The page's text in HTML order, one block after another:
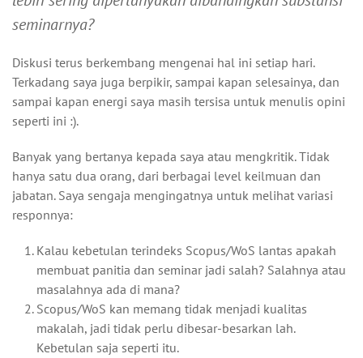
seminarnya?
Diskusi terus berkembang mengenai hal ini setiap hari.
Terkadang saya juga berpikir, sampai kapan selesainya, dan
sampai kapan energi saya masih tersisa untuk menulis opini
seperti ini :).
Banyak yang bertanya kepada saya atau mengkritik. Tidak
hanya satu dua orang, dari berbagai level keilmuan dan
jabatan. Saya sengaja mengingatnya untuk melihat variasi
responnya:
Kalau kebetulan terindeks Scopus/WoS lantas apakah
membuat panitia dan seminar jadi salah? Salahnya atau
masalahnya ada di mana?
Scopus/WoS kan memang tidak menjadi kualitas
makalah, jadi tidak perlu dibesar-besarkan lah.
Kebetulan saja seperti itu.